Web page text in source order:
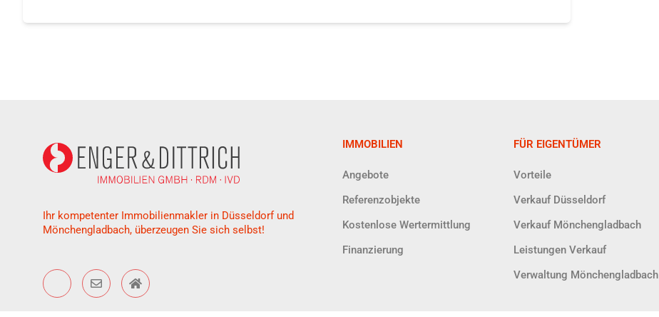
Ihr kompetenter Immobilienmakler in Düsseldorf und
Mönchengladbach, überzeugen Sie sich selbst!
IMMOBILIEN
Angebote
Referenzobjekte
Kostenlose Wertermittlung
Finanzierung
FÜR EIGENTÜMER
Vorteile
Verkauf Düsseldorf
Verkauf Mönchengladbach
Leistungen Verkauf
Verwaltung Mönchengladbach